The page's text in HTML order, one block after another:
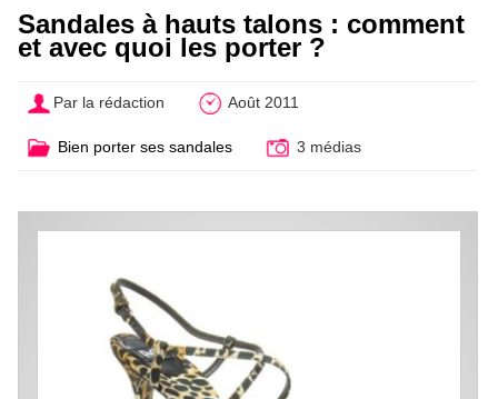
Sandales à hauts talons : comment
et avec quoi les porter ?
Par la rédaction Août 2011
Bien porter ses sandales 3 médias